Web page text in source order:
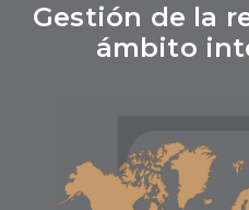
Gestión de la
ámbito